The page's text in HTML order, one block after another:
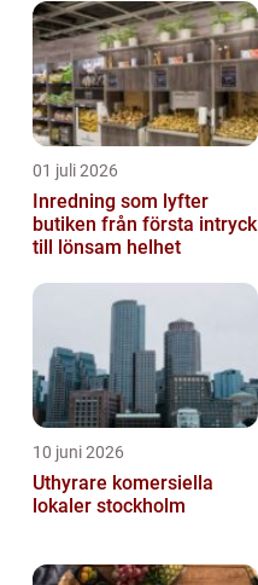
01 juli 2026
Inredning som lyfter
butiken från första intryck
till lönsam helhet
10 juni 2026
Uthyrare komersiella
lokaler stockholm